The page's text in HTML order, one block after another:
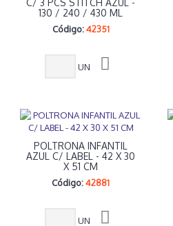
C/ 3 PCS STITCH AZUL -
130 / 240 / 430 ML
Código: 42351
UN
POLTRONA INFANTIL
AZUL C/ LABEL - 42 X 30
X 51 CM
Código:42881
UN